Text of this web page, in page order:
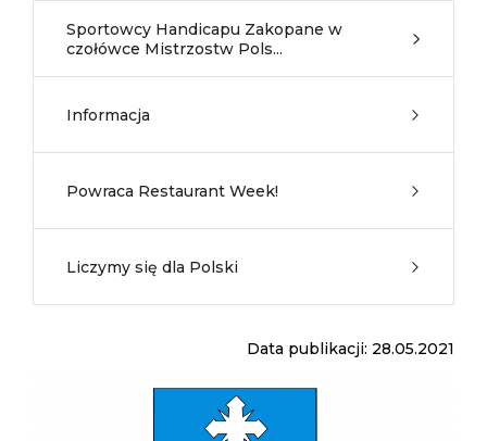
Sportowcy Handicapu Zakopane w
czołówce Mistrzostw Pols...
Informacja
Powraca Restaurant Week!
Liczymy się dla Polski
Data publikacji: 28.05.2021